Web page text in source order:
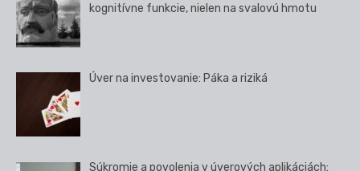
kognitívne funkcie, nielen na svalovú hmotu
Úver na investovanie: Páka a riziká
Súkromie a povolenia v úverových aplikáciách: